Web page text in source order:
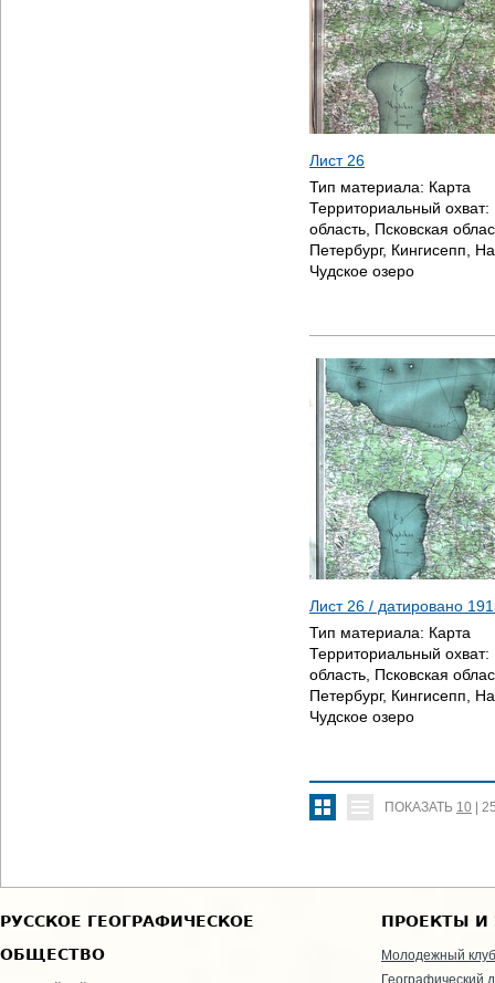
Лист 26
Тип материала: Карта
Территориальный охват:
область, Псковская
Петербург, Кингисепп,
Чудское озеро
Лист 26 / датировано
Тип материала: Карта
Территориальный охват:
область, Псковская
Петербург, Кингисепп,
Чудское озеро
ПОКАЗАТЬ 10
РУССКОЕ ГЕОГРАФИЧЕСКОЕ
ОБЩЕСТВО
ПРОЕКТЫ И
Молодежный клуб
Географический